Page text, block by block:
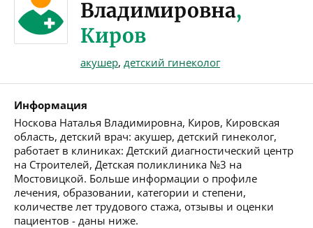
Владимировна,
Киров
акушер, детский гинеколог
Информация
Носкова Наталья Владимировна, Киров, Кировская
область, детский врач: акушер, детский гинеколог,
работает в клиниках: Детский диагностический центр
на Строителей, Детская поликлиника №3 на
Мостовицкой. Больше информации о профиле
лечения, образовании, категории и степени,
количестве лет трудового стажа, отзывы и оценки
пациентов - даны ниже.